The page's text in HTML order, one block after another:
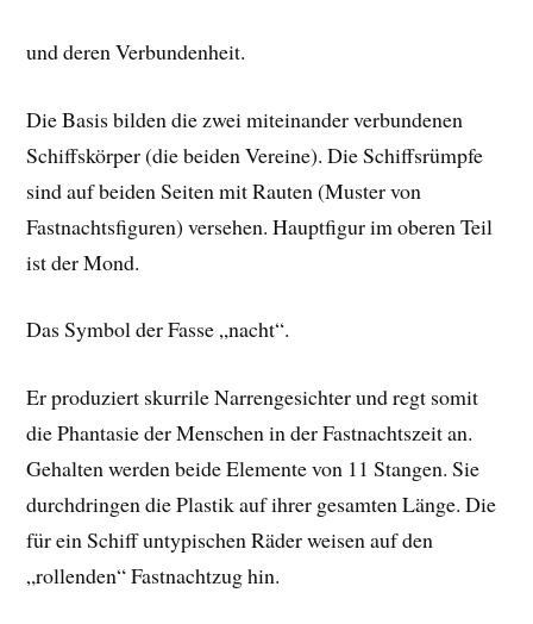
und deren Verbundenheit.
Die Basis bilden die zwei miteinander verbundenen
Schiffskörper (die beiden Vereine). Die Schiffsrümpfe
sind auf beiden Seiten mit Rauten (Muster von
Fastnachtsfiguren) versehen. Hauptfigur im oberen Teil
ist der Mond.
Das Symbol der Fasse „nacht“.
Er produziert skurrile Narrengesichter und regt somit
die Phantasie der Menschen in der Fastnachtszeit an.
Gehalten werden beide Elemente von 11 Stangen. Sie
durchdringen die Plastik auf ihrer gesamten Länge. Die
für ein Schiff untypischen Räder weisen auf den
„rollenden“ Fastnachtzug hin.